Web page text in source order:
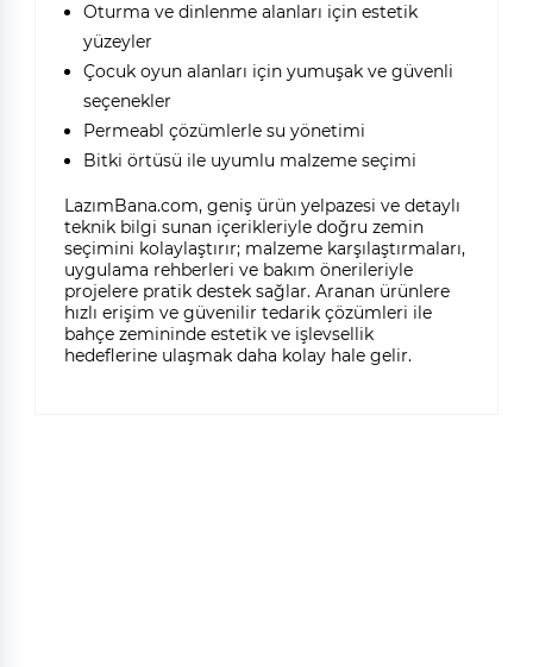
Oturma ve dinlenme alanları için estetik
yüzeyler
Çocuk oyun alanları için yumuşak ve güvenli
seçenekler
Permeabl çözümlerle su yönetimi
Bitki örtüsü ile uyumlu malzeme seçimi
LazımBana.com, geniş ürün yelpazesi ve detaylı
teknik bilgi sunan içerikleriyle doğru zemin
seçimini kolaylaştırır; malzeme karşılaştırmaları,
uygulama rehberleri ve bakım önerileriyle
projelere pratik destek sağlar. Aranan ürünlere
hızlı erişim ve güvenilir tedarik çözümleri ile
bahçe zemininde estetik ve işlevsellik
hedeflerine ulaşmak daha kolay hale gelir.